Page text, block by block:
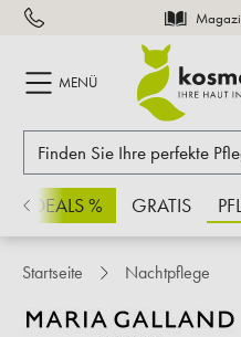
springen
MENÜ
% GRATIS
Startseite Nachtpflege